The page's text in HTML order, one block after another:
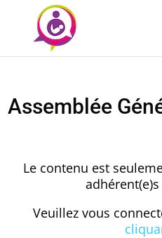
Assemblée
Le contenu est
adhérent(e)s
Veuillez vous